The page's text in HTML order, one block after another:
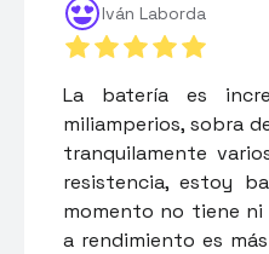
Iván Laborda
La batería es
miliamperios, sobra
tranquilamente
resistencia, estoy
momento no tiene ni
a rendimiento es